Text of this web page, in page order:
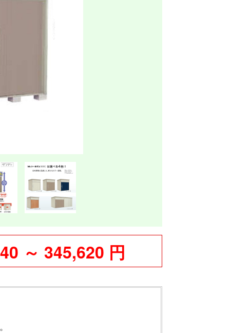
～ 345,620 円